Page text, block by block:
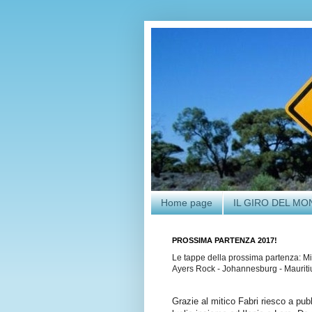
Home page IL GIRO DEL
PROSSIMA PARTENZA 2017!
Le tappe della prossima partenza:
Ayers Rock - Johannesburg -
Grazie al mitico Fabri riesco a